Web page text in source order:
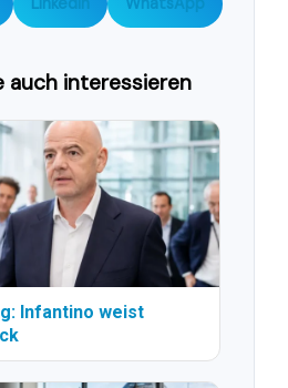
auch interessieren
Infantino weist